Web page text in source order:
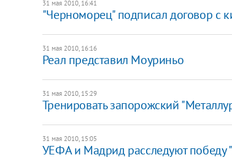
31 мая 2010, 16:41
"Черноморец" подписал договор с
31 мая 2010, 16:16
Реал представил Моуриньо
31 мая 2010, 15:29
Тренировать запорожский
31 мая 2010, 15:05
УЕФА и Мадрид расследуют победу